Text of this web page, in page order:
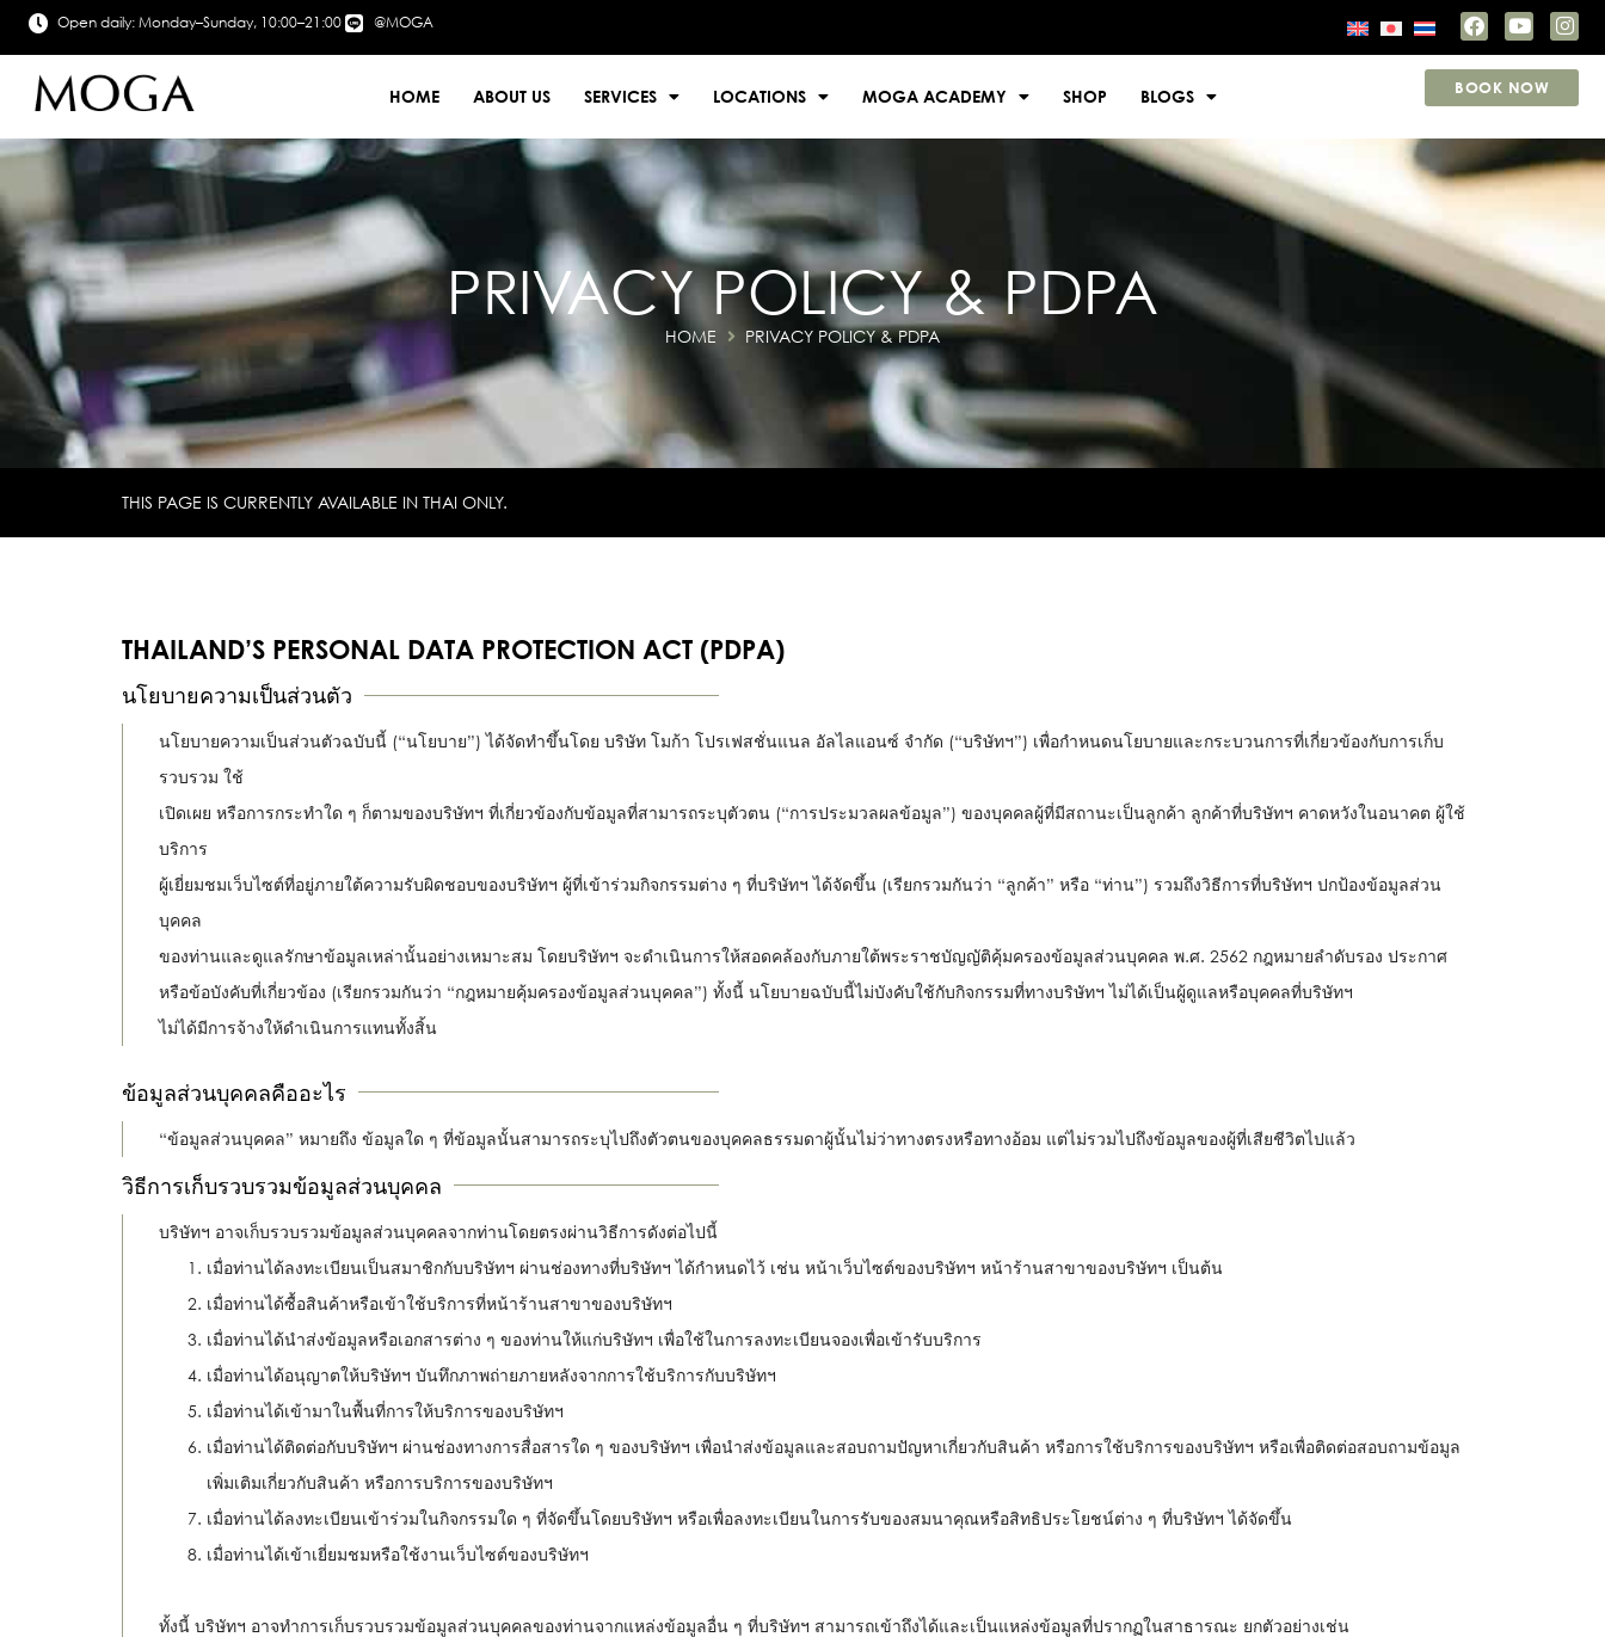
Open daily: Monday–Sunday, 10:00–21:00 @MOGA
HOME ABOUT US SERVICES LOCATIONS MOGA ACADEMY SHOP BLOGS BOOK NOW
PRIVACY POLICY & PDPA
HOME PRIVACY POLICY & PDPA
THIS PAGE IS CURRENTLY AVAILABLE IN THAI ONLY.
THAILAND’S PERSONAL DATA PROTECTION ACT (PDPA)
นโยบายความเป็นส่วนตัว
นโยบายความเป็นส่วนตัวฉบับนี้ (“นโยบาย”) ได้จัดทำขึ้นโดย บริษัท โมก้า โปรเฟสชั่นแนล อัลไลแอนซ์ จำกัด (“บริษัทฯ”) เพื่อกำหนดนโยบายและกระบวนการที่เกี่ยวข้องกับการเก็บ
รวบรวม ใช้
เปิดเผย หรือการกระทำใด ๆ ก็ตามของบริษัทฯ ที่เกี่ยวข้องกับข้อมูลที่สามารถระบุตัวตน (“การประมวลผลข้อมูล”) ของบุคคลผู้ที่มีสถานะเป็นลูกค้า ลูกค้าที่บริษัทฯ คาดหวังในอนาคต ผู้ใช้
บริการ
ผู้เยี่ยมชมเว็บไซต์ที่อยู่ภายใต้ความรับผิดชอบของบริษัทฯ ผู้ที่เข้าร่วมกิจกรรมต่าง ๆ ที่บริษัทฯ ได้จัดขึ้น (เรียกรวมกันว่า “ลูกค้า” หรือ “ท่าน”) รวมถึงวิธีการที่บริษัทฯ ปกป้องข้อมูลส่วน
บุคคล
ของท่านและดูแลรักษาข้อมูลเหล่านั้นอย่างเหมาะสม โดยบริษัทฯ จะดำเนินการให้สอดคล้องกับภายใต้พระราชบัญญัติคุ้มครองข้อมูลส่วนบุคคล พ.ศ. 2562 กฎหมายลำดับรอง ประกาศ
หรือข้อบังคับที่เกี่ยวข้อง (เรียกรวมกันว่า “กฎหมายคุ้มครองข้อมูลส่วนบุคคล”) ทั้งนี้ นโยบายฉบับนี้ไม่บังคับใช้กับกิจกรรมที่ทางบริษัทฯ ไม่ได้เป็นผู้ดูแลหรือบุคคลที่บริษัทฯ
ไม่ได้มีการจ้างให้ดำเนินการแทนทั้งสิ้น
ข้อมูลส่วนบุคคลคืออะไร
“ข้อมูลส่วนบุคคล” หมายถึง ข้อมูลใด ๆ ที่ข้อมูลนั้นสามารถระบุไปถึงตัวตนของบุคคลธรรมดาผู้นั้นไม่ว่าทางตรงหรือทางอ้อม แต่ไม่รวมไปถึงข้อมูลของผู้ที่เสียชีวิตไปแล้ว
วิธีการเก็บรวบรวมข้อมูลส่วนบุคคล
บริษัทฯ อาจเก็บรวบรวมข้อมูลส่วนบุคคลจากท่านโดยตรงผ่านวิธีการดังต่อไปนี้
เมื่อท่านได้ลงทะเบียนเป็นสมาชิกกับบริษัทฯ ผ่านช่องทางที่บริษัทฯ ได้กำหนดไว้ เช่น หน้าเว็บไซต์ของบริษัทฯ หน้าร้านสาขาของบริษัทฯ เป็นต้น
เมื่อท่านได้ซื้อสินค้าหรือเข้าใช้บริการที่หน้าร้านสาขาของบริษัทฯ
เมื่อท่านได้นำส่งข้อมูลหรือเอกสารต่าง ๆ ของท่านให้แก่บริษัทฯ เพื่อใช้ในการลงทะเบียนจองเพื่อเข้ารับบริการ
เมื่อท่านได้อนุญาตให้บริษัทฯ บันทึกภาพถ่ายภายหลังจากการใช้บริการกับบริษัทฯ
เมื่อท่านได้เข้ามาในพื้นที่การให้บริการของบริษัทฯ
เมื่อท่านได้ติดต่อกับบริษัทฯ ผ่านช่องทางการสื่อสารใด ๆ ของบริษัทฯ เพื่อนำส่งข้อมูลและสอบถามปัญหาเกี่ยวกับสินค้า หรือการใช้บริการของบริษัทฯ หรือเพื่อติดต่อสอบถามข้อมูล
เพิ่มเติมเกี่ยวกับสินค้า หรือการบริการของบริษัทฯ
เมื่อท่านได้ลงทะเบียนเข้าร่วมในกิจกรรมใด ๆ ที่จัดขึ้นโดยบริษัทฯ หรือเพื่อลงทะเบียนในการรับของสมนาคุณหรือสิทธิประโยชน์ต่าง ๆ ที่บริษัทฯ ได้จัดขึ้น
เมื่อท่านได้เข้าเยี่ยมชมหรือใช้งานเว็บไซต์ของบริษัทฯ
ทั้งนี้ บริษัทฯ อาจทำการเก็บรวบรวมข้อมูลส่วนบุคคลของท่านจากแหล่งข้อมูลอื่น ๆ ที่บริษัทฯ สามารถเข้าถึงได้และเป็นแหล่งข้อมูลที่ปรากฏในสาธารณะ ยกตัวอย่างเช่น